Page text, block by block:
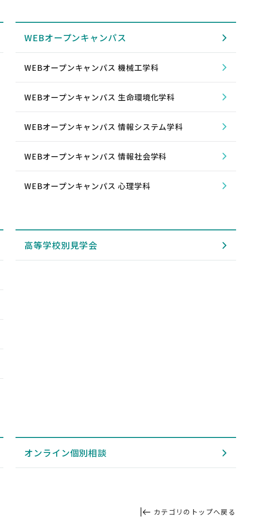
WEBオープンキャンパス
WEBオープンキャンパス 機械工学科
WEBオープンキャンパス 生命環境化学科
WEBオープンキャンパス 情報システム学科
WEBオープンキャンパス 情報社会学科
WEBオープンキャンパス 心理学科
高等学校別見学会
オンライン個別相談
カテゴリのトップへ戻る